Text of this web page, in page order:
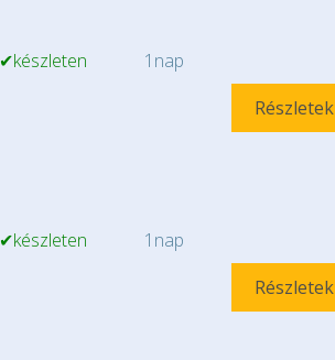
✔készleten
1nap
Részletek
✔készleten
1nap
Részletek